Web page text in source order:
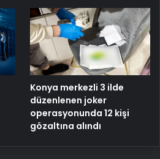
Konya merkezli 3 ilde
düzenlenen joker
operasyonunda 12 kişi
gözaltına alındı